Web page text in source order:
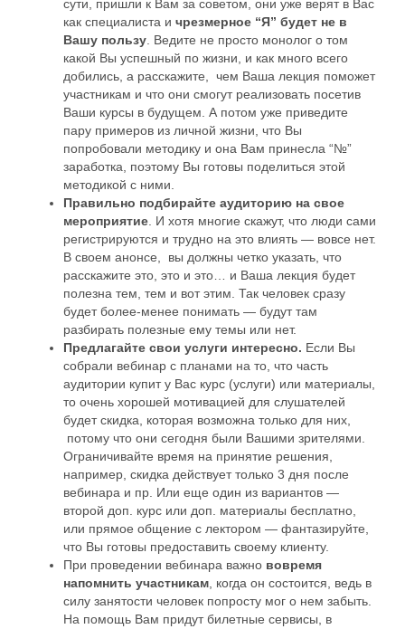
сути, пришли к Вам за советом, они уже верят в Вас
как специалиста и чрезмерное “Я” будет не в
Вашу пользу . Ведите не просто монолог о том
какой Вы успешный по жизни, и как много всего
добились, а расскажите, чем Ваша лекция поможет
участникам и что они смогут реализовать посетив
Ваши курсы в будущем. А потом уже приведите
пару примеров из личной жизни, что Вы
попробовали методику и она Вам принесла “№”
заработка, поэтому Вы готовы поделиться этой
методикой с ними.
Правильно подбирайте аудиторию на свое
мероприятие . И хотя многие скажут, что люди сами
регистрируются и трудно на это влиять — вовсе нет.
В своем анонсе, вы должны четко указать, что
расскажите это, это и это… и Ваша лекция будет
полезна тем, тем и вот этим. Так человек сразу
будет более-менее понимать — будут там
разбирать полезные ему темы или нет.
Предлагайте свои услуги интересно. Если Вы
собрали вебинар с планами на то, что часть
аудитории купит у Вас курс (услуги) или материалы,
то очень хорошей мотивацией для слушателей
будет скидка, которая возможна только для них,
потому что они сегодня были Вашими зрителями.
Ограничивайте время на принятие решения,
например, скидка действует только 3 дня после
вебинара и пр. Или еще один из вариантов —
второй доп. курс или доп. материалы бесплатно,
или прямое общение с лектором — фантазируйте,
что Вы готовы предоставить своему клиенту.
При проведении вебинара важно вовремя
напомнить участникам , когда он состоится, ведь в
силу занятости человек попросту мог о нем забыть.
На помощь Вам придут билетные сервисы, в